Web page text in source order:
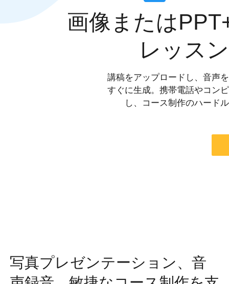
画像または
レッス
講稿をアップロードし、音声
すぐに生成。携帯電話やコン
し、コース制作のハード
写真プレゼンテーション、音